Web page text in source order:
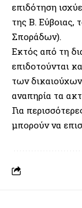
επιδότηση
της Β. Εύβοιας,
Σποράδων).
Εκτός από τη
επιδοτούνται
των δικαιούχων
αναπηρία τα
Για
μπορούν να